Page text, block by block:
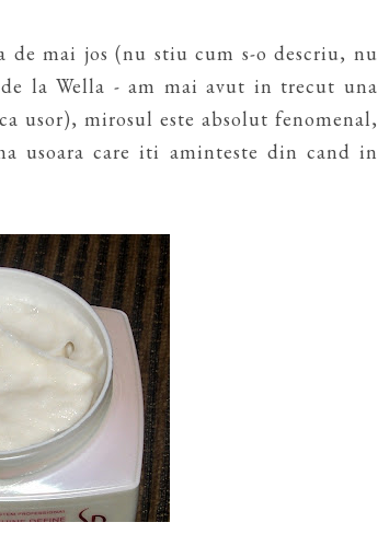
mai jos (nu stiu cum s-o descriu, nu
la Wella - am mai avut in trecut una
usor), mirosul este absolut fenomenal,
usoara care iti aminteste din cand in